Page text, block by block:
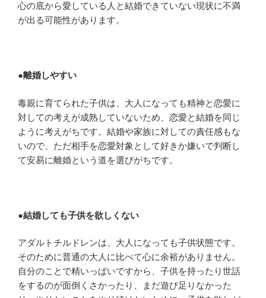
心の底から愛している人と結婚できていない現状に不満
が出る可能性があります。
●離婚しやすい
毒親に育てられた子供は、大人になっても精神と恋愛に
対しての考えが成熟していないため、恋愛と結婚を同じ
ように考えがちです。結婚や家族に対しての責任感もな
いので、ただ相手を恋愛対象として好きか嫌いで判断し
て安易に離婚という道を選びがちです。
●結婚しても子供を欲しくない
アダルトチルドレンは、大人になっても子供状態です。
そのために普通の大人に比べて心に余裕がありません。
自分のことで精いっぱいですから、子供を持ったり世話
をするのが面倒くさかったり、まだ遊び足りなかった